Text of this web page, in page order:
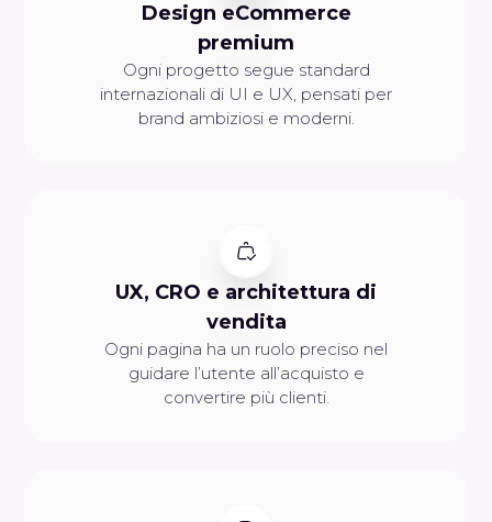
Design eCommerce
premium
Ogni progetto segue standard
internazionali di UI e UX, pensati per
brand ambiziosi e moderni.
UX, CRO e architettura di
vendita
Ogni pagina ha un ruolo preciso nel
guidare l’utente all’acquisto e
convertire più clienti.